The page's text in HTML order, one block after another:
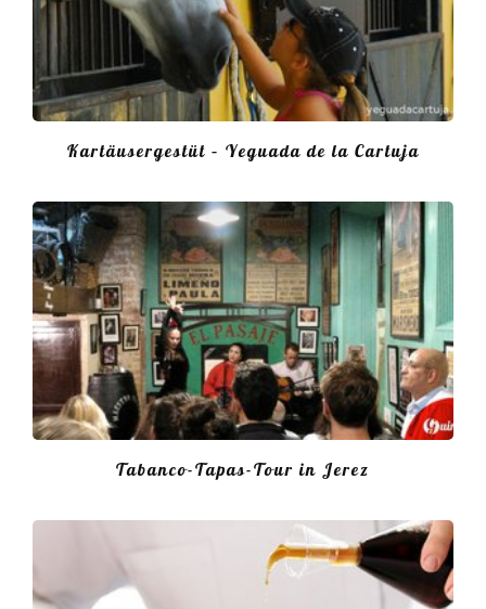
Kartäusergestüt – Yeguada de la Cartuja
Tabanco-Tapas-Tour in Jerez